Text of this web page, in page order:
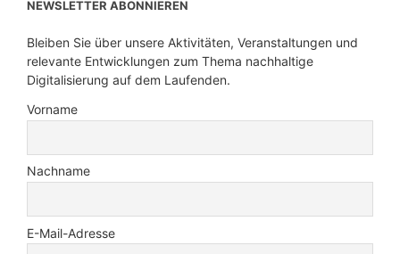
NEWSLETTER ABONNIEREN
Bleiben Sie über unsere Aktivitäten, Veranstaltungen und
relevante Entwicklungen zum Thema nachhaltige
Digitalisierung auf dem Laufenden.
Vorname
Nachname
E-Mail-Adresse